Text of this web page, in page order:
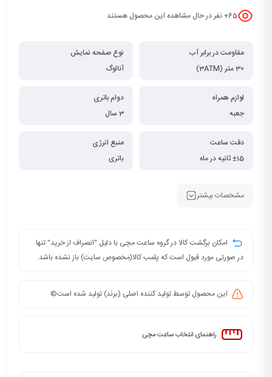
65+ نفر در حال مشاهده این محصول هستند
مقاومت در برابر آب
30 متر (3ATM)
نوع صفحه نمایش
آنالوگ
لوازم همراه
جعبه
دوام باتری
3 سال
دقت ساعت
±15 ثانیه در ماه
منبع انرژی
باتری
مشخصات بیشتر
امکان برگشت کالا در گروه ساعت مچی با دلیل "انصراف از خرید" تنها
در صورتی مورد قبول است که پلمب کالا(مخصوص سایت) باز نشده باشد.
این محصول توسط تولید کننده اصلی (برند) تولید شده است©️
راهنمای انتخاب ساعت مچی